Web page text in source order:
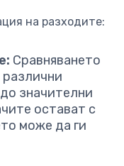
на разходите:
Сравняването
значителни
остават с
може да ги